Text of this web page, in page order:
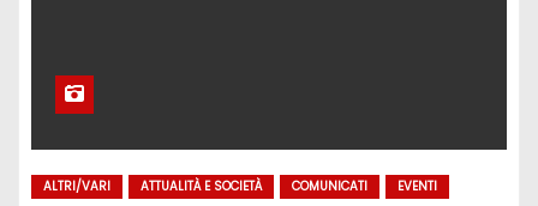
ALTRI/VARI ATTUALITÀ E SOCIETÀ COMUNICATI EVENTI